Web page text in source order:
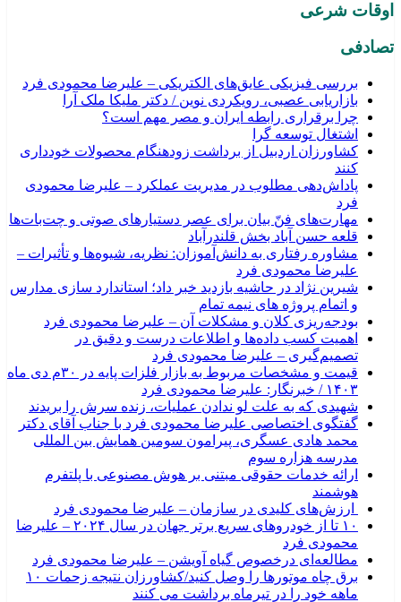
اوقات شرعی
تصادفی
بررسی فیزیکی عایق‌های الکتریکی – علیرضا محمودی فرد
بازاریابی عصبی، رویکردی نوین / دکتر ملیکا ملک آرا
چرا برقراری رابطه ایران و مصر مهم است؟
اشتغال توسعه گرا
کشاورزان اردبیل از برداشت زودهنگام محصولات خودداری
کنند
پاداش‌دهی مطلوب در مدیریت عملکرد – علیرضا محمودی
فرد
مهارت‌های فنّ بیان برای عصر دستیارهای صوتی و چت‌بات‌ها
قلعه حسن آباد بخش قلندرآباد
مشاوره رفتاری به دانش‌آموزان: نظریه، شیوه‌ها و تأثیرات –
علیرضا محمودی فرد
شیرین نژاد در حاشیه بازدید خبر داد؛ استاندارد سازی مدارس
و اتمام پروژه های نیمه تمام
بودجه‌ريزی کلان و مشکلات آن – علیرضا محمودی فرد
اهمیت کسب داده‌ها و اطلاعات درست و دقیق در
تصمیم‌گیری – علیرضا محمودی فرد
قیمت و مشخصات مربوط به بازار فلزات پایه در ۳۰م دی ماه
۱۴۰۳ / خبرنگار: علیرضا محمودی فرد
شهیدی که به علت لو ندادن عملیات، زنده سرش را بریدند
گفتگوی اختصاصی علیرضا محمودی فرد با جناب آقای دکتر
محمد هادی عسگری، پیرامون سومین همایش بین المللی
مدرسه هزاره سوم
ارائه خدمات حقوقی مبتنی بر هوش مصنوعی با پلتفرم
هوشمند
ارزش‌های کلیدی در سازمان – علیرضا محمودی فرد
۱۰ تا از خودروهای سریع برتر جهان در سال ۲۰۲۴ – علیرضا
محمودی فرد
مطالعه‌ای درخصوص گیاه آویشن – علیرضا محمودی فرد
برق چاه موتورها را وصل کنید/کشاورزان نتیجه زحمات ۱۰
ماهه خود را در تیرماه برداشت می کنند